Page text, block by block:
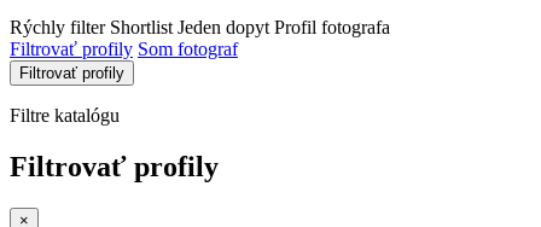
Rýchly filter Shortlist Jeden dopyt Profil fotografa
Filtrovať profily Som fotograf
Filtrovať profily
Filtre katalógu
Filtrovať profily
×